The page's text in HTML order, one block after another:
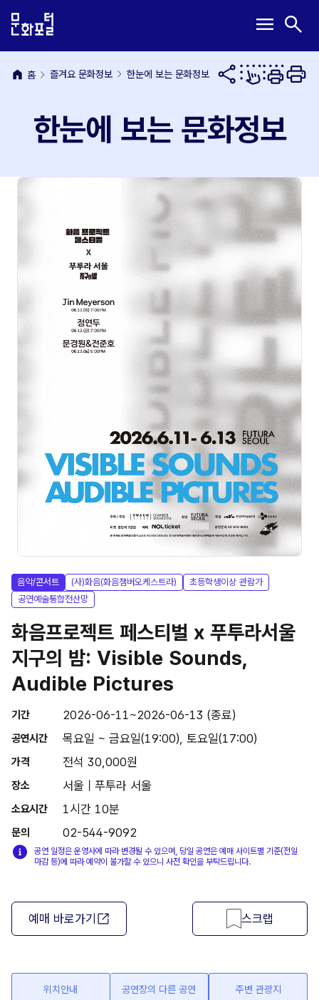
문
내
용
메
뉴
바
메
열
기
menu 검
열
기
search
home 홈 즐겨요 문화정보 한눈에 보는 문화정보
한눈에 보는 문화정보
음악/콘서트 (사)화음(화음챔버오케스트라)
초등학생이상 관람가
공연예술통합전산망
화음프로젝트 페스티벌 x 푸투라서울
지구의 밤: Visible Sounds,
Audible Pictures
기간 2026-06-11~2026-06-13 (종료)
공연시간 목요일 ~ 금요일(19:00), 토요일(17:00)
가격 전석 30,000원
장소 서울 | 푸투라 서울
소요시간 1시간 10분
문의 02-544-9092
공연 일정은 운영사에 따라 변경될 수 있으며, 당일 공연은 예매 사이트별 기준(전일
마감 등)에 따라 예약이 불가할 수 있으니 사전 확인을 부탁드립니다.
예매 바로가기 스크랩
위치안내 공연장의 다른 공연 주변 관광지